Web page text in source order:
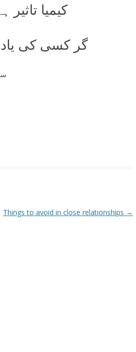
کیمیا
گر کسی کی یاد
Things to avoid in close relationships →